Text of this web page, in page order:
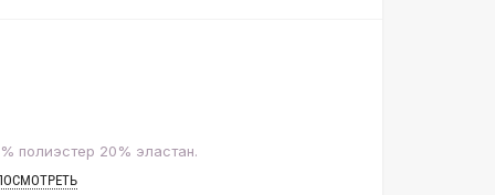
полиэстер 20% эластан.